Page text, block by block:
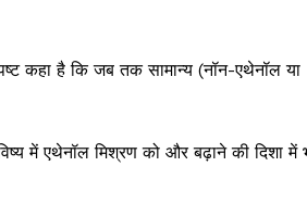
कहा है कि जब तक सामान्य (नॉन-एथेनॉल या
में एथेनॉल मिश्रण को और बढ़ाने की दिशा में